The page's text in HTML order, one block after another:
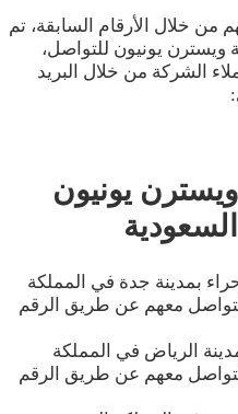
من خلال الأرقام السابقة، تم
يونيون للتواصل،
الشركة من خلال البريد
يونيون
بمدينة جدة في المملكة
معهم عن طريق الرقم
الرياض في المملكة
معهم عن طريق الرقم